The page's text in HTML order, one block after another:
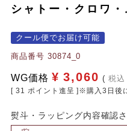
シャトー・クロワ
クール便でお届け可能
商品番号 30874_0
WG価格 ¥ 3,060 税込
[ 31 ポイント進呈 ]※購入3日後
熨斗・ラッピング内容確認